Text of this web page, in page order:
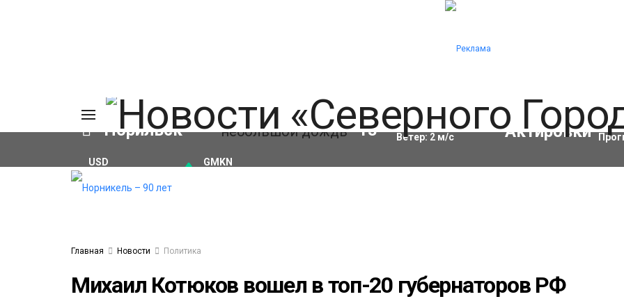
Норильск 13°C Влажность:68%
Ветер: 2м/с
USD
GMKN
Главная Новости Политика
Михаил Котюков вошел в топ-20 губернаторов РФ